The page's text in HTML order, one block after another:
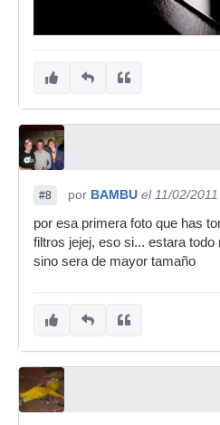
#8 por BAMBU el 11/02/2011
por esa primera foto que has
filtros jejej, eso si... estara
sino sera de mayor tamaño